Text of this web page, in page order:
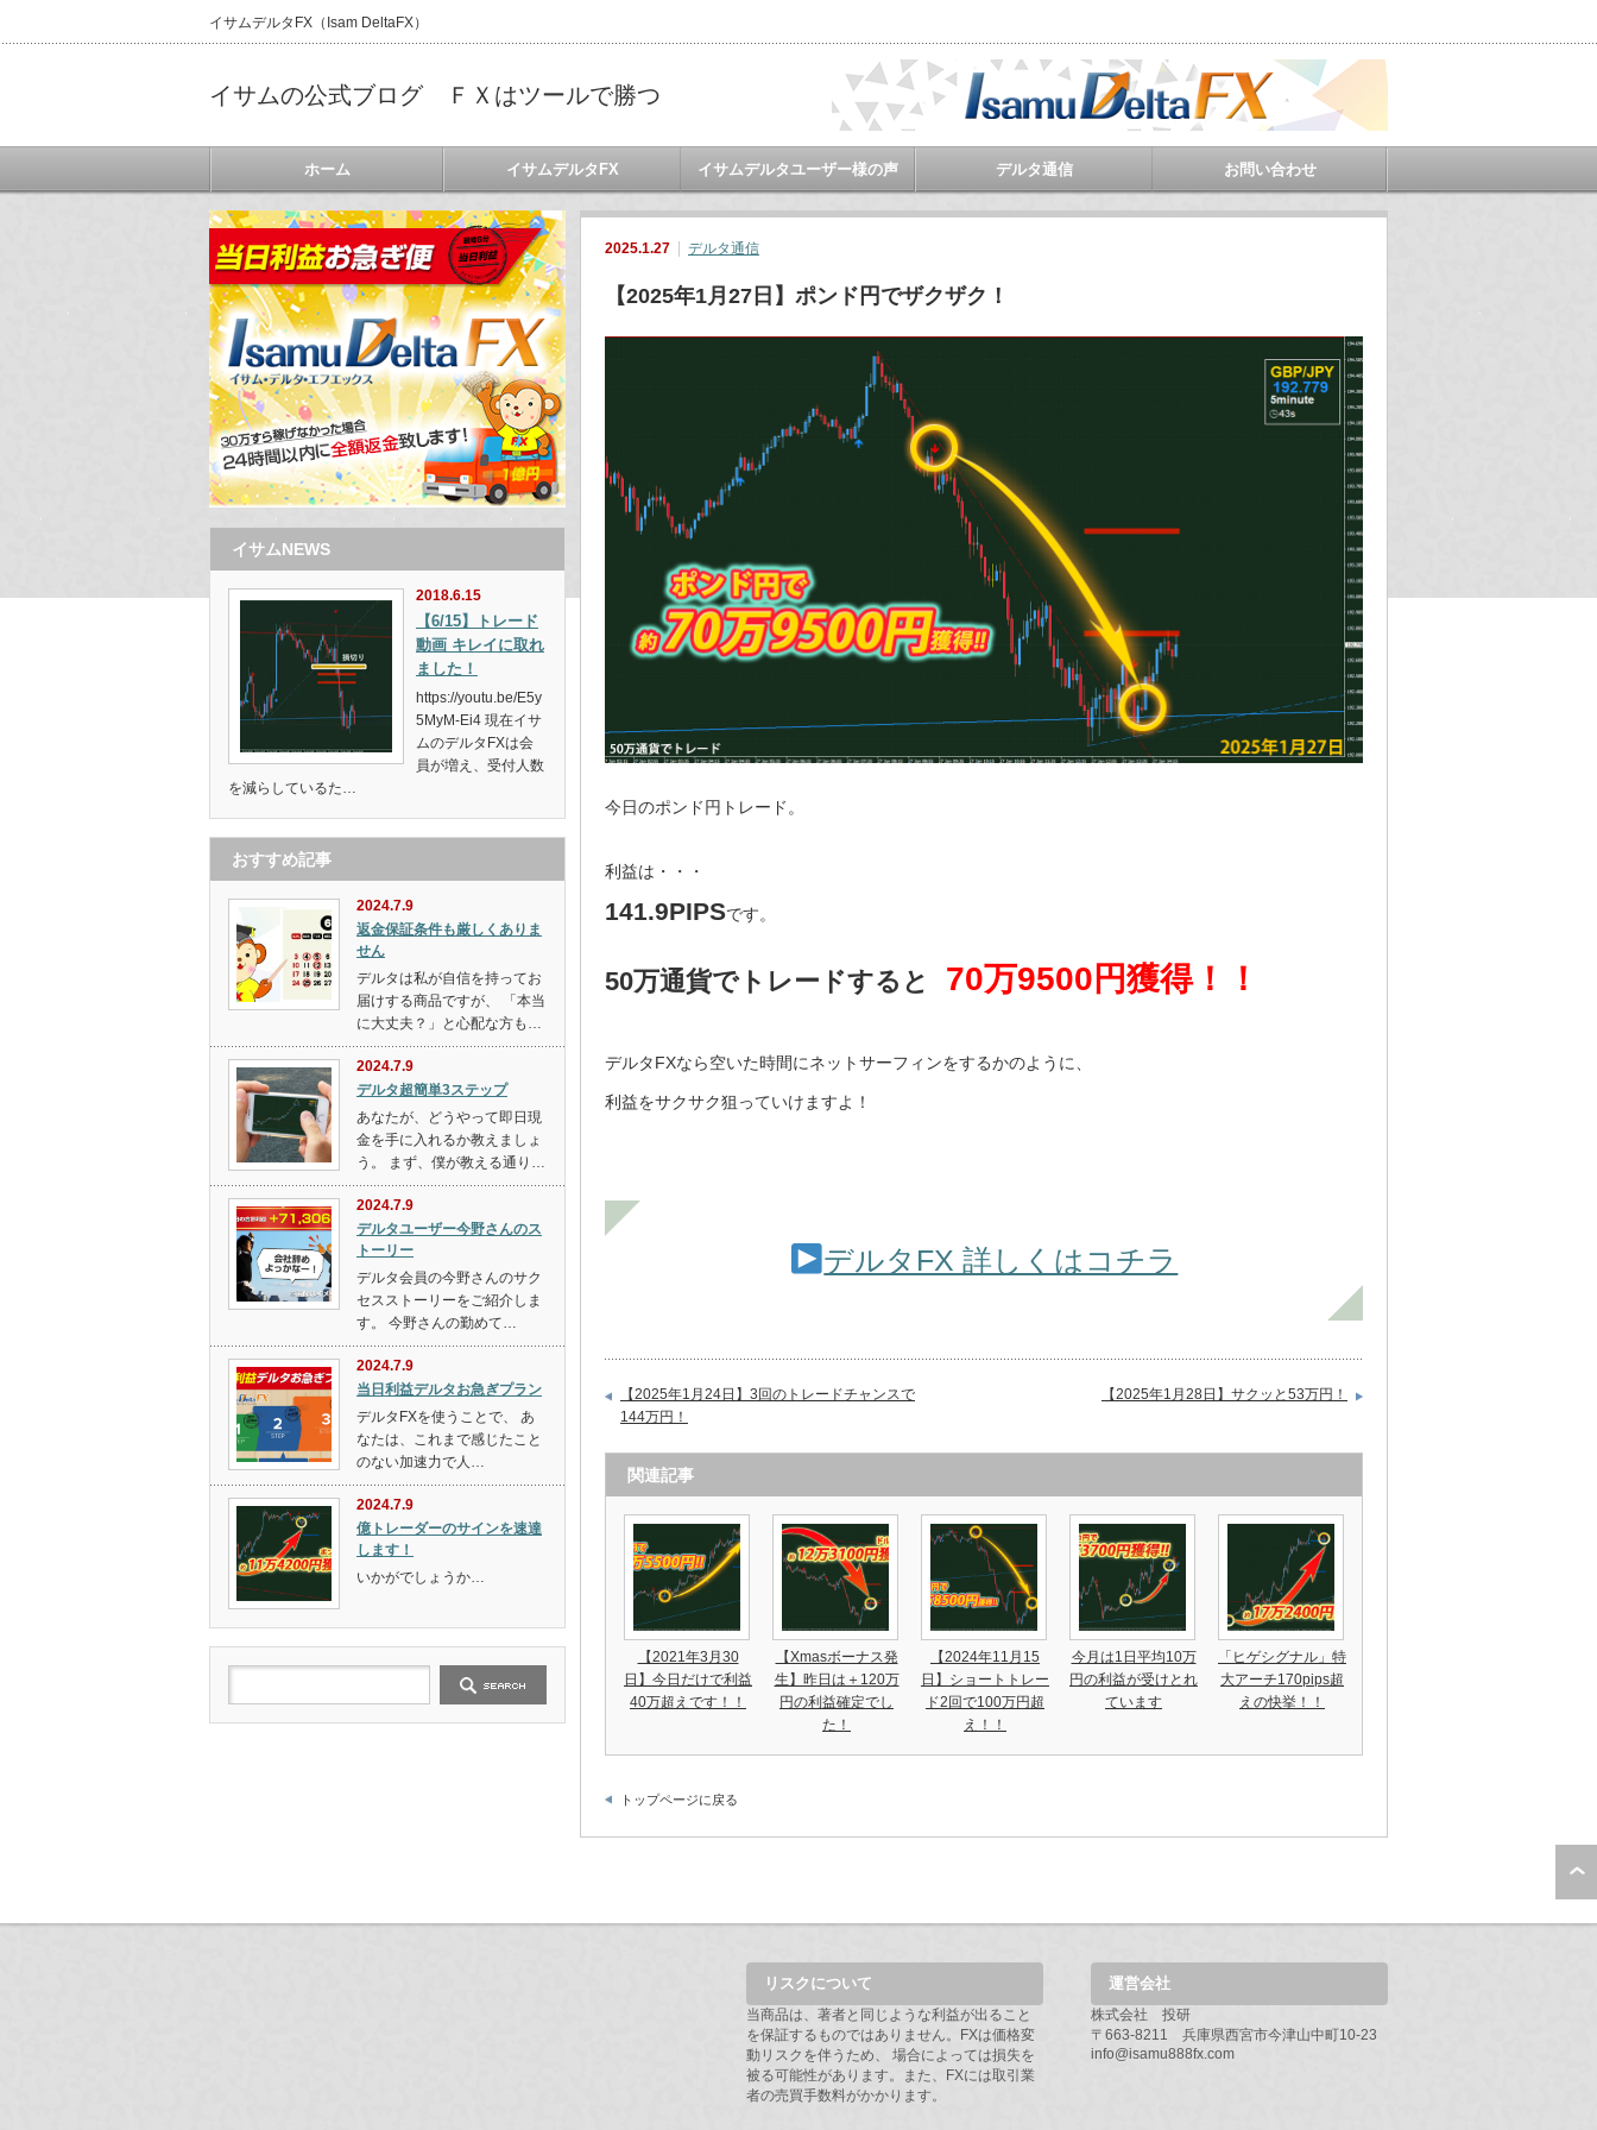
イサムデルタFX（Isam DeltaFX）
イサムの公式ブログ ＦＸはツールで勝つ
ホーム イサムデルタFX イサムデルタユーザー様の声 デルタ通信 お問い合わせ
2025.1.27 デルタ通信
【2025年1月27日】ポンド円でザクザク！
今日のポンド円トレード。
利益は・・・
141.9PIPSです。
50万通貨でトレードすると 70万9500円獲得！！
デルタFXなら空いた時間にネットサーフィンをするかのように、
利益をサクサク狙っていけますよ！
デルタFX 詳しくはコチラ
【2025年1月24日】3回のトレードチャンスで
144万円！
【2025年1月28日】サクッと53万円！
関連記事
【2021年3月30
日】今日だけで利益
40万超えです！！
【Xmasボーナス発
生】昨日は＋120万
円の利益確定でし
た！
【2024年11月15
日】ショートトレー
ド2回で100万円超
え！！
今月は1日平均10万
円の利益が受けとれ
ています
「ヒゲシグナル」特
大アーチ170pips超
えの快挙！！
トップページに戻る
イサムNEWS
2018.6.15
【6/15】トレード
動画 キレイに取れ
ました！
https://youtu.be/E5y
5MyM-Ei4 現在イサ
ムのデルタFXは会
員が増え、受付人数
を減らしているた…
おすすめ記事
2024.7.9
返金保証条件も厳しくありま
せん
デルタは私が自信を持ってお
届けする商品ですが、 「本当
に大丈夫？」と心配な方も…
2024.7.9
デルタ超簡単3ステップ
あなたが、どうやって即日現
金を手に入れるか教えましょ
う。 まず、僕が教える通り…
2024.7.9
デルタユーザー今野さんのス
トーリー
デルタ会員の今野さんのサク
セスストーリーをご紹介しま
す。 今野さんの勤めて…
2024.7.9
当日利益デルタお急ぎプラン
デルタFXを使うことで、 あ
なたは、これまで感じたこと
のない加速力で人…
2024.7.9
億トレーダーのサインを速達
します！
いかがでしょうか…
リスクについて
当商品は、著者と同じような利益が出ること
を保証するものではありません。FXは価格変
動リスクを伴うため、 場合によっては損失を
被る可能性があります。また、FXには取引業
者の売買手数料がかかります。
運営会社
株式会社 投研
〒663-8211 兵庫県西宮市今津山中町10-23
info@isamu888fx.com